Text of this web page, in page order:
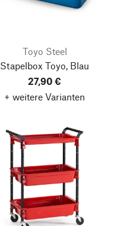
Toyo Steel
Stapelbox Toyo, Blau
27,90 €
+ weitere Varianten